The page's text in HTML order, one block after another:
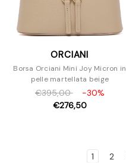
ORCIANI
Borsa Orciani Mini Joy Micron in
pelle martellata beige
€395,00
-30%
€276,50
1 2